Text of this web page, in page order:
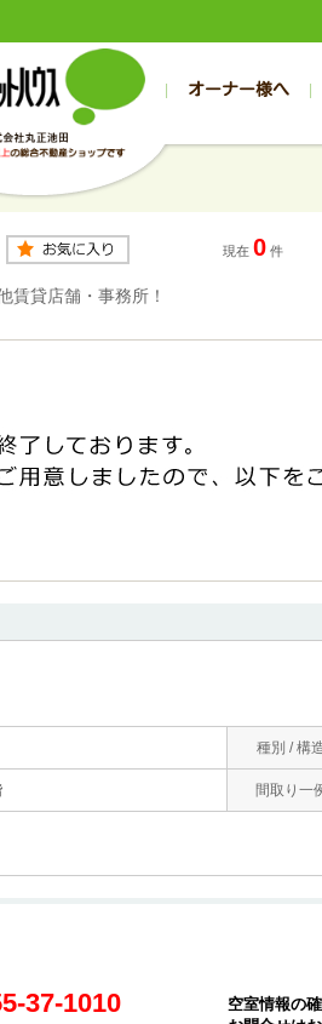
1000万円以下
の1000万～2000万円
の2000万～3000万円
帯広の賃貸物件
帯広の賃貸アパ
1000万円以下
の1000万～2000万円
の2000万～3000万円
旭川の賃貸物件
旭川の賃貸アパ
オーナー様へ
お客様の声
入居者様専用（帯広店）
現在 0 件
賃貸店舗・事務所！
種別 / 構
間取り一
37-1010
空室情報の